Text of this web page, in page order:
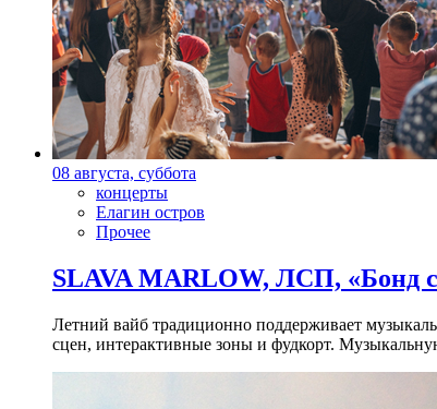
08 августа, суббота
концерты
Елагин остров
Прочее
SLAVA MARLOW, ЛСП, «Бонд
Летний вайб традиционно поддерживает
сцен, интерактивные зоны и фудкорт.